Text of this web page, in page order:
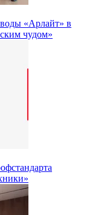
«Арлайт» в
чудом»